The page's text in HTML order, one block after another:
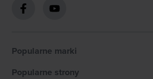
Popularne marki
Popularne strony